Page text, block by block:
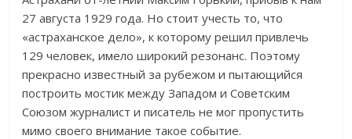
27 августа 1929 года. Но стоит учесть то, что
«астраханское дело», к которому решил привлечь
129 человек, имело широкий резонанс. Поэтому
прекрасно известный за рубежом и пытающийся
построить мостик между Западом и Советским
Союзом журналист и писатель не мог пропустить
мимо своего внимание такое событие.